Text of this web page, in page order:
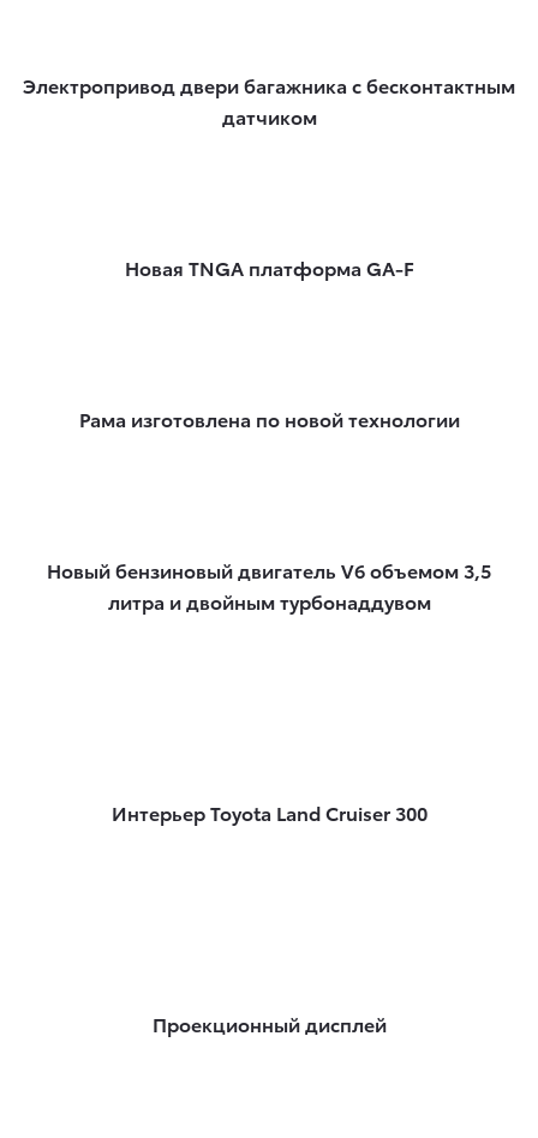
Электропривод двери багажника с бесконтактным
датчиком
Новая TNGA платформа GA-F
Рама изготовлена по новой технологии
Новый бензиновый двигатель V6 объемом 3,5
литра и двойным турбонаддувом
Интерьер Toyota Land Cruiser 300
Проекционный дисплей